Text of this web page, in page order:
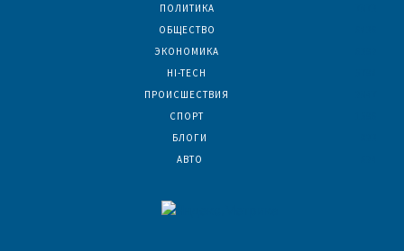
ПОЛИТИКА
ОБЩЕСТВО
ЭКОНОМИКА
HI-TECH
ПРОИСШЕСТВИЯ
СПОРТ
БЛОГИ
АВТО